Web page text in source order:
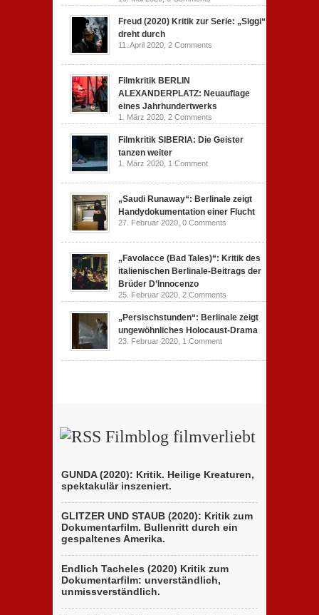
Freud (2020) Kritik zur Serie: „Siggi“
dreht durch
11. April 2020, 2 Comments
Filmkritik BERLIN
ALEXANDERPLATZ: Neuauflage
eines Jahrhundertwerks
1. März 2020, 2 Comments
Filmkritik SIBERIA: Die Geister
tanzen weiter
1. März 2020, 1 Comment
„Saudi Runaway“: Berlinale zeigt
Handydokumentation einer Flucht
27. Februar 2020, 0 Comments
„Favolacce (Bad Tales)“: Kritik des
italienischen Berlinale-Beitrags der
Brüder D’Innocenzo
25. Februar 2020, 2 Comments
„Persischstunden“: Berlinale zeigt
ungewöhnliches Holocaust-Drama
23. Februar 2020, 1 Comment
Filmblog filmverliebt
GUNDA (2020): Kritik. Heilige Kreaturen,
spektakulär inszeniert.
GLITZER UND STAUB (2020): Kritik zum
Dokumentarfilm. Bullenritt durch ein
gespaltenes Amerika.
Endlich Tacheles (2020) Kritik zum
Dokumentarfilm: unverständlich,
unmissverständlich.